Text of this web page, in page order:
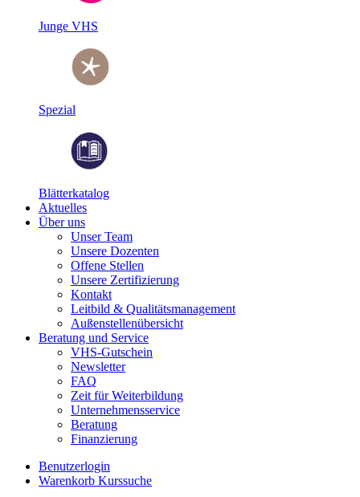
Junge VHS
Spezial
Blätterkatalog
Aktuelles
Über uns
Unser Team
Unsere Dozenten
Offene Stellen
Unsere Zertifizierung
Kontakt
Leitbild & Qualitätsmanagement
Außenstellenübersicht
Beratung und Service
VHS-Gutschein
Newsletter
FAQ
Zeit für Weiterbildung
Unternehmensservice
Beratung
Finanzierung
Benutzerlogin
Warenkorb Kurssuche